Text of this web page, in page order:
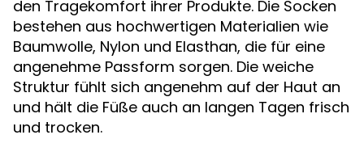
den Tragekomfort ihrer Produkte. Die Socken
bestehen aus hochwertigen Materialien wie
Baumwolle, Nylon und Elasthan, die für eine
angenehme Passform sorgen. Die weiche
Struktur fühlt sich angenehm auf der Haut an
und hält die Füße auch an langen Tagen frisch
und trocken.